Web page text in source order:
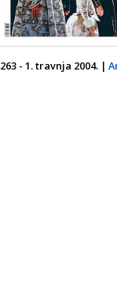
263 - 1. travnja 2004. |